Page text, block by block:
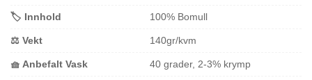
🏷️ Innhold 100% Bomull
⚖️ Vekt 140gr/kvm
🧺 Anbefalt Vask 40 grader, 2-3% krymp